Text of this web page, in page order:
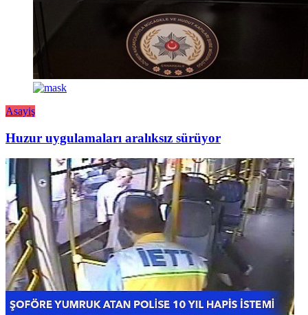
Asayiş
Huzur uygulamaları aralıksız sürüyor